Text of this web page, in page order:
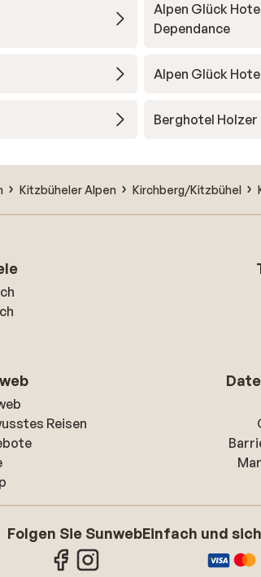
Alpen Glück
Dependance
Alpen Glück
Berghotel Holzer
Kitzbüheler Alpen Kirchberg/Kitzbühel
Reisen
Folgen Sie SunwebEinfach und